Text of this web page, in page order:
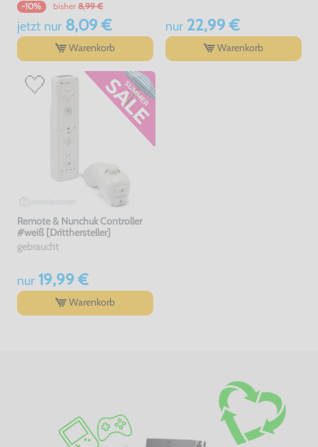
-10% bisher 8,99 €
jetzt nur8,09 €
Warenkorb
nur22,99 €
Warenkorb
Remote & Nunchuk Controller
#weiß [Dritthersteller]
gebraucht
nur19,99 €
Warenkorb